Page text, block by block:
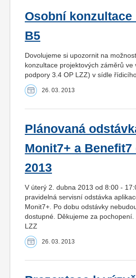
Osobní konzultace
B5
Dovolujeme si upozornit na
konzultace projektových záměrů ve
podpory 3.4 OP LZZ) v sídle
26. 03. 2013
Plánovaná
Monit7+ a Benefit7
2013
V úterý 2. dubna 2013 od 8:00 -
pravidelná servisní odstávka
Monit7+. Po dobu odstávky
dostupné. Děkujeme za
LZZ
26. 03. 2013